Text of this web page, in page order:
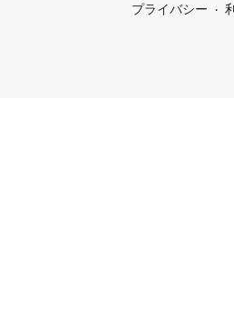
プライバシー